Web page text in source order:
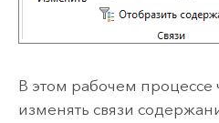
В этом рабочем процессе
изменять связи